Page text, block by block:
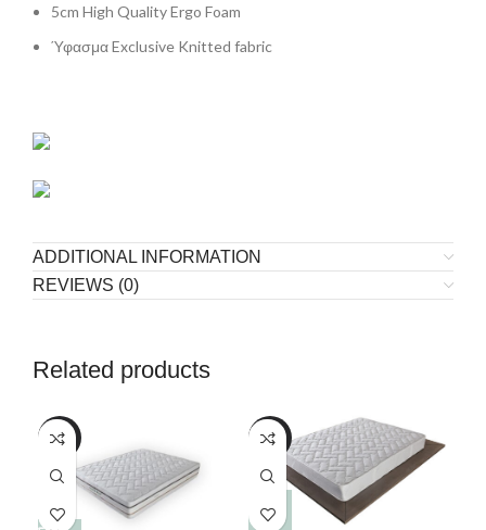
5cm High Quality Ergo Foam
Ύφασμα Exclusive Knitted fabric
ADDITIONAL INFORMATION
REVIEWS (0)
Related products
-19% -19%